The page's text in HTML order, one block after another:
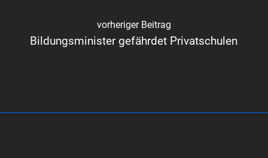
vorheriger Beitrag
Bildungsminister gefährdet Privatschulen